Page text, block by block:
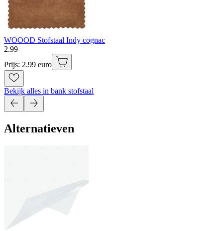
WOOOD Stofstaal Indy cognac
2.99
Prijs: 2.99 euro
Bekijk alles in bank stofstaal
Alternatieven